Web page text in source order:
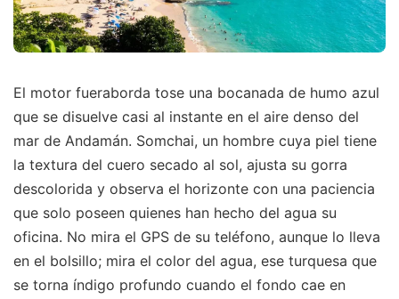
El motor fueraborda tose una bocanada de humo azul
que se disuelve casi al instante en el aire denso del
mar de Andamán. Somchai, un hombre cuya piel tiene
la textura del cuero secado al sol, ajusta su gorra
descolorida y observa el horizonte con una paciencia
que solo poseen quienes han hecho del agua su
oficina. No mira el GPS de su teléfono, aunque lo lleva
en el bolsillo; mira el color del agua, ese turquesa que
se torna índigo profundo cuando el fondo cae en